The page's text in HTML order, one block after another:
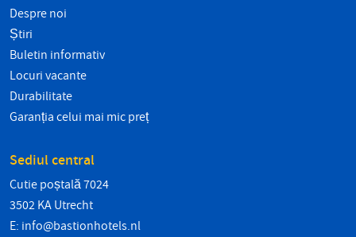
Despre noi
Știri
Buletin informativ
Locuri vacante
Durabilitate
Garanția celui mai mic preț
Sediul central
Cutie poștală 7024
3502 KA Utrecht
E: info@bastionhotels.nl